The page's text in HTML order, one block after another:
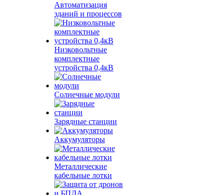
Автоматизация
зданий и процессов
Низковольтные
комплектные
устройства 0,4кВ
Солнечные модули
Зарядные станции
Аккумуляторы
Металлические
кабельные лотки